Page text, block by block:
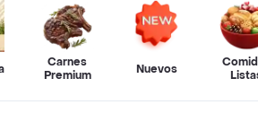
Carnes
Premium
Nuevos